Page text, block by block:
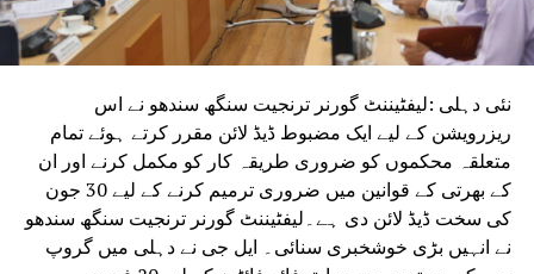
نئی دہلی :لیفٹیننٹ گورنر ترنجیت سنگھ سندھو نے اس
ریزرویشن کے لیے ایک مضبوط ڈیڈ لائن مقرر کرتے ہوئے تمام
متعلقہ محکموں کو ضروری طریقہ کار کو مکمل کرنے اور ان
کے بھرتی کے قوانین میں ضروری ترمیم کرنے کے لیے 30 جون
کی سخت ڈیڈ لائن دی ہے۔لیفٹیننٹ گورنر ترنجیت سنگھ سندھو
نے انہیں بڑی خوشخبری سنائی۔ ایل جی نے دہلی میں گروپ